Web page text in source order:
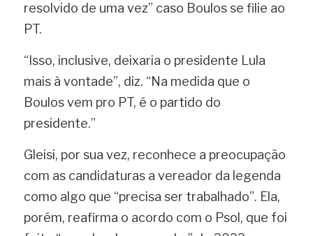
resolvido de uma vez” caso Boulos se filie ao
PT.
“Isso, inclusive, deixaria o presidente Lula
mais à vontade”, diz. “Na medida que o
Boulos vem pro PT, é o partido do
presidente.”
Gleisi, por sua vez, reconhece a preocupação
com as candidaturas a vereador da legenda
como algo que “precisa ser trabalhado”. Ela,
porém, reafirma o acordo com o Psol, que foi